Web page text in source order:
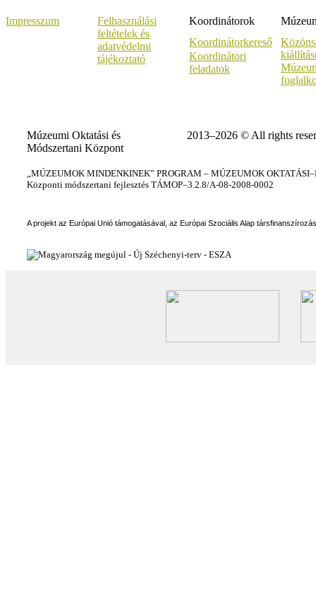
Impresszum
Felhasználási
feltételek és
adatvédelmi
tájékoztató
Koordinátorok
Koordinátorkereső
Koordinátori
feladatok
Múzeumi Oktatási és
Módszertani Központ
2013–2026 © All rights
„MÚZEUMOK MINDENKINEK” PROGRAM – MÚZEUMOK
Központi módszertani fejlesztés TÁMOP–3.2.8/A-08-2008-0002
A projekt az Európai Unió támogatásával, az Európai Szociális Alap